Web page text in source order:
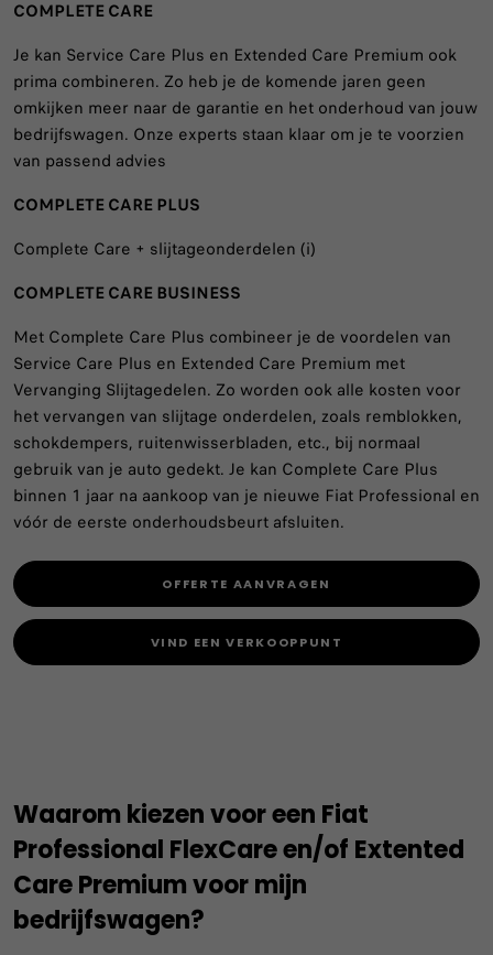
COMPLETE CARE
Je kan Service Care Plus en Extended Care Premium ook
prima combineren. Zo heb je de komende jaren geen
omkijken meer naar de garantie en het onderhoud van jouw
bedrijfswagen. Onze experts staan klaar om je te voorzien
van passend advies
COMPLETE CARE PLUS
Complete Care + slijtageonderdelen (i)
COMPLETE CARE BUSINESS
Met Complete Care Plus combineer je de voordelen van
Service Care Plus en Extended Care Premium met
Vervanging Slijtagedelen. Zo worden ook alle kosten voor
het vervangen van slijtage onderdelen, zoals remblokken,
schokdempers, ruitenwisserbladen, etc., bij normaal
gebruik van je auto gedekt. Je kan Complete Care Plus
binnen 1 jaar na aankoop van je nieuwe Fiat Professional en
vóór de eerste onderhoudsbeurt afsluiten.
OFFERTE AANVRAGEN
VIND EEN VERKOOPPUNT
Waarom kiezen voor een Fiat
Professional FlexCare en/of Extented
Care Premium voor mijn
bedrijfswagen?